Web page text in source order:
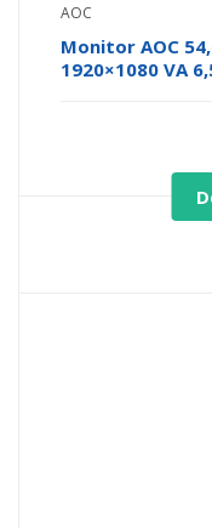
AOC
Monitor AOC
1920×1080 VA